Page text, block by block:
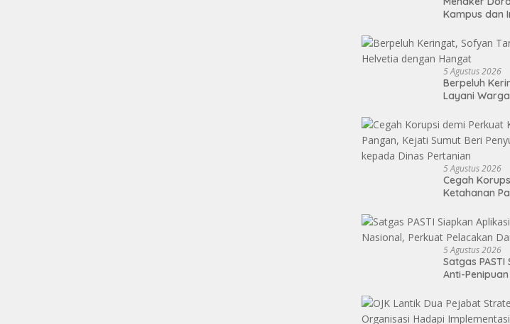
Kampus dan
5 Agustus 2026
Berpeluh
Layani
5 Agustus 2026
Cegah
Ketahanan
kepada
5 Agustus 2026
Satgas
Anti-
Korban Scam